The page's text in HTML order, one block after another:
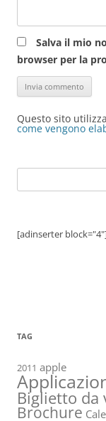
Salva il mio
browser per la
Questo sito
come vengono
per:
[adinserter
TAG
2011 apple
Biglietto da
Brochure